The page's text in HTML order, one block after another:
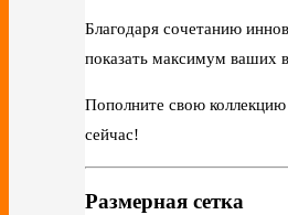
Благодаря сочетанию
показать максимум ваших
Пополните свою
сейчас!
Размерная сетка